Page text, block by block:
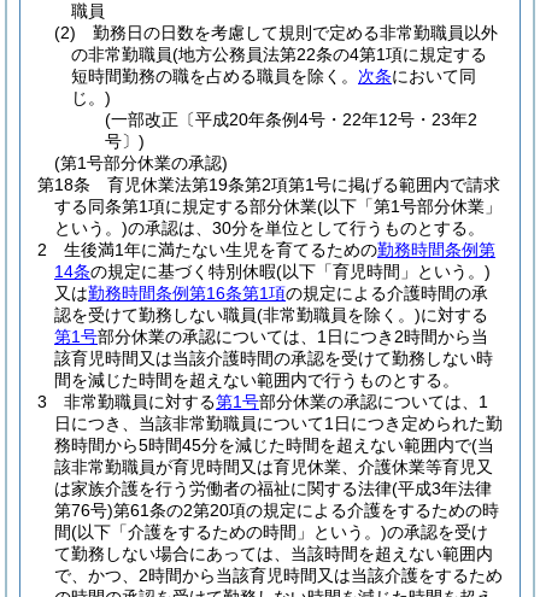
職員
(2)
勤務日の日数を考慮して規則で定める非常勤職員以外
の非常勤職員(地方公務員法第22条の4第1項に規定する
短時間勤務の職を占める職員を除く。 次条において同
じ。)
(一部改正〔平成20年条例4号・22年12号・23年2
号〕)
(第1号部分休業の承認)
第18条
育児休業法第19条第2項第1号に掲げる範囲内で請求
する同条第1項に規定する部分休業(以下「第1号部分休業」
という。)の承認は、30分を単位として行うものとする。
2
生後満1年に満たない生児を育てるための勤務時間条例第
14条の規定に基づく特別休暇(以下「育児時間」という。)
又は勤務時間条例第16条第1項の規定による介護時間の承
認を受けて勤務しない職員(非常勤職員を除く。)に対する
第1号部分休業の承認については、1日につき2時間から当
該育児時間又は当該介護時間の承認を受けて勤務しない時
間を減じた時間を超えない範囲内で行うものとする。
3
非常勤職員に対する第1号部分休業の承認については、1
日につき、当該非常勤職員について1日につき定められた勤
務時間から5時間45分を減じた時間を超えない範囲内で(当
該非常勤職員が育児時間又は育児休業、介護休業等育児又
は家族介護を行う労働者の福祉に関する法律(平成3年法律
第76号)第61条の2第20項の規定による介護をするための時
間(以下「介護をするための時間」という。)の承認を受け
て勤務しない場合にあっては、当該時間を超えない範囲内
で、かつ、2時間から当該育児時間又は当該介護をするため